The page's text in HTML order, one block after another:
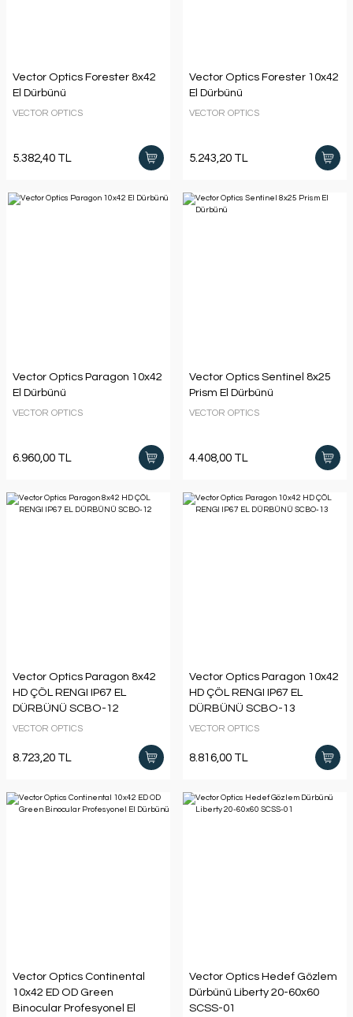
Vector Optics Forester 8x42
El Dürbünü
VECTOR OPTICS
5.382,40 TL
Vector Optics Forester 10x42
El Dürbünü
VECTOR OPTICS
5.243,20 TL
Vector Optics Paragon 10x42
El Dürbünü
VECTOR OPTICS
6.960,00 TL
Vector Optics Sentinel 8x25
Prism El Dürbünü
VECTOR OPTICS
4.408,00 TL
Vector Optics Paragon 8x42
HD ÇÖL RENGI IP67 EL
DÜRBÜNÜ SCBO-12
VECTOR OPTICS
8.723,20 TL
Vector Optics Paragon 10x42
HD ÇÖL RENGI IP67 EL
DÜRBÜNÜ SCBO-13
VECTOR OPTICS
8.816,00 TL
Vector Optics Continental
10x42 ED OD Green
Binocular Profesyonel El
Vector Optics Hedef Gözlem
Dürbünü Liberty 20-60x60
SCSS-01